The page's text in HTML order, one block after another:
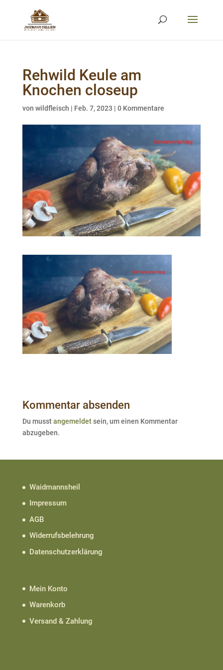
Rehwild Keule am
Knochen closeup
von wildfleisch | Feb. 7, 2023 | 0 Kommentare
Kommentar absenden
Du musstangemeldetsein, um einen Kommentar
abzugeben.
Waidmannsheil
Impressum
AGB
Widerrufsbelehrung
Datenschutzerklärung
Mein Konto
Warenkorb
Versand & Zahlung